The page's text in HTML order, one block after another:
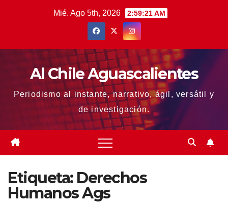
Mié. Ago 5th, 2026 2:59:22 AM
Al Chile Aguascalientes
Periodismo al instante, narrativo, ágil, versátil y
de investigación.
Etiqueta: Derechos
Humanos Ags